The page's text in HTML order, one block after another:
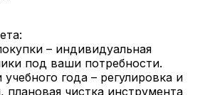
– индивидуальная
под ваши потребности.
года – регулировка и
плановая чистка инструмента